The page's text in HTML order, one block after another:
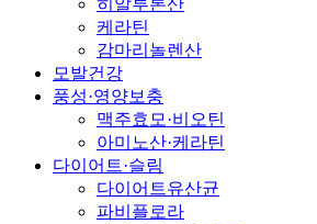
히알루론산
케라틴
감마리놀렌산
모발건강
풍성·영양보충
맥주효모·비오틴
아미노산·케라틴
다이어트·슬림
다이어트유산균
파비플로라